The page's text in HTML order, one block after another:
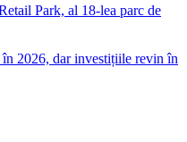
Park, al 18-lea parc de
2026, dar investițiile revin în